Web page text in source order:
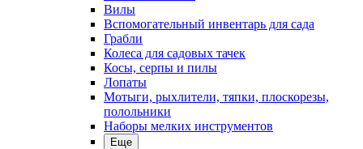
Вилы
Вспомогательный инвентарь для сада
Грабли
Колеса для садовых тачек
Косы, серпы и пилы
Лопаты
Мотыги, рыхлители, тяпки, плоскорезы,
полольники
Наборы мелких инструментов
Еще